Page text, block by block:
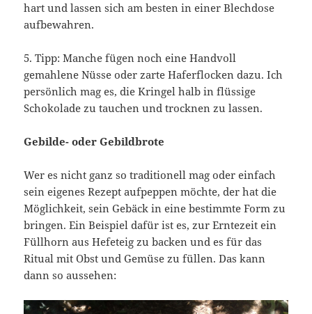
hart und lassen sich am besten in einer Blechdose
aufbewahren.
5. Tipp: Manche fügen noch eine Handvoll
gemahlene Nüsse oder zarte Haferflocken dazu. Ich
persönlich mag es, die Kringel halb in flüssige
Schokolade zu tauchen und trocknen zu lassen.
Gebilde- oder Gebildbrote
Wer es nicht ganz so traditionell mag oder einfach
sein eigenes Rezept aufpeppen möchte, der hat die
Möglichkeit, sein Gebäck in eine bestimmte Form zu
bringen. Ein Beispiel dafür ist es, zur Erntezeit ein
Füllhorn aus Hefeteig zu backen und es für das
Ritual mit Obst und Gemüse zu füllen. Das kann
dann so aussehen: